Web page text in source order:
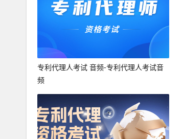
专利代理人考试 音频-专利代理人考试音
频